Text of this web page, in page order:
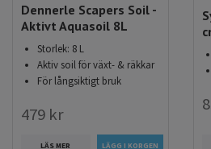
Dennerle Scapers Soil -
Aktivt Aquasoil 8L
Storlek: 8 L
Aktiv soil för växt- & räkkar
För långsiktigt bruk
479 kr
LÄS MER